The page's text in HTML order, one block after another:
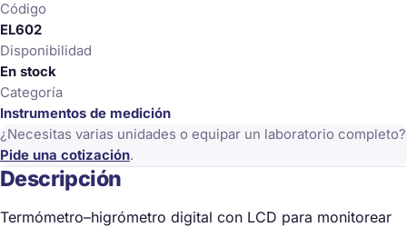
Código
EL602
Disponibilidad
En stock
Categoría
Instrumentos de medición
¿Necesitas varias unidades o equipar un laboratorio completo?
Pide una cotización.
Descripción
Termómetro–higrómetro digital con LCD para monitorear